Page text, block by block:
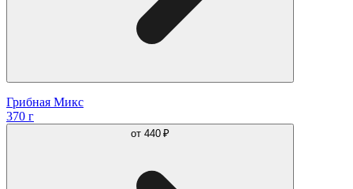
Грибная Микс
370 г
от 440 ₽